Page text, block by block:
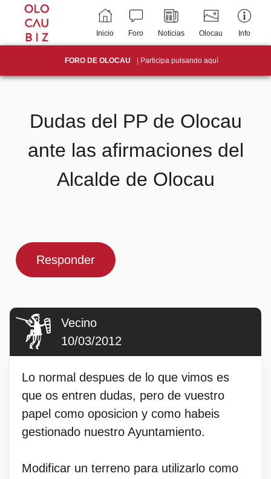
Inicio Foro Noticias Olocau Info
FORO DE OLOCAU | Participa pulsando aquí
Dudas del PP de Olocau
ante las afirmaciones del
Alcalde de Olocau
Responder
Vecino
10/03/2012
Lo normal despues de lo que vimos es
que os entren dudas, pero de vuestro
papel como oposicion y como habeis
gestionado nuestro Ayuntamiento.
Modificar un terreno para utilizarlo como